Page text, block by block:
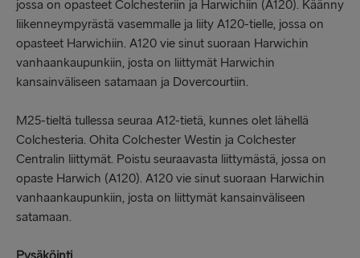
jossa on opasteet Colchesteriin ja Harwichiin (A120). Käänny
liikenneympyrästä vasemmalle ja liity A120-tielle, jossa on
opasteet Harwichiin. A120 vie sinut suoraan Harwichin
vanhaankaupunkiin, josta on liittymät Harwichin
kansainväliseen satamaan ja Dovercourtiin.
M25-tieltä tullessa seuraa A12-tietä, kunnes olet lähellä
Colchesteria. Ohita Colchester Westin ja Colchester
Centralin liittymät. Poistu seuraavasta liittymästä, jossa on
opaste Harwich (A120). A120 vie sinut suoraan Harwichin
vanhaankaupunkiin, josta on liittymät kansainväliseen
satamaan.